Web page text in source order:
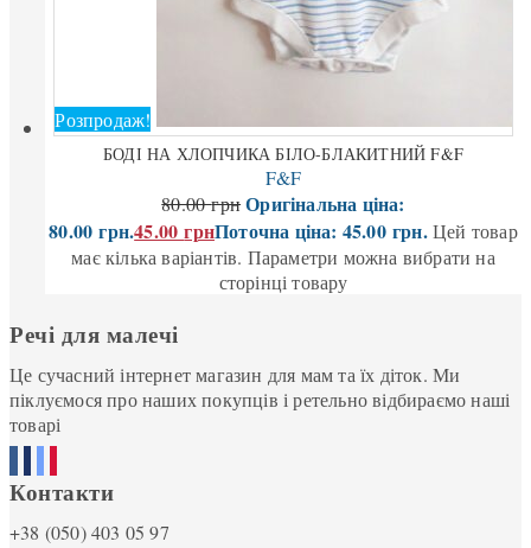
Розпродаж!
БОДІ НА ХЛОПЧИКА БІЛО-БЛАКИТНИЙ F&F
F&F
80.00грн Оригінальна ціна:
80.00 грн.45.00грнПоточна ціна: 45.00 грн. Цей товар
має кілька варіантів. Параметри можна вибрати на
сторінці товару
Речі для малечі
Це сучасний інтернет магазин для мам та їх діток. Ми
піклуємося про наших покупців і ретельно відбираємо наші
товарі
Контакти
+38 (050) 403 05 97